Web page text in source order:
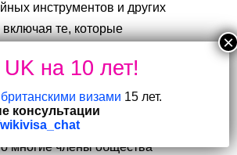
инструментов и других
те, которые
должны оставаться
владения и использования.
многие члены общества
британскими визами 15 лет.
консультации